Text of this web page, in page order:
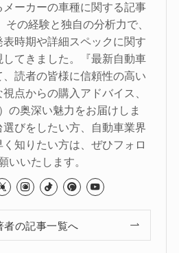
ーカーの車種に関する記事
の経験と独自の分析力で、
時期や詳細スペックに関す
てきました。『最新自動車
読者の皆様に信頼性の高い
点からの購入アドバイス、
の奥深い魅力をお届けしま
びをしたい方、自動車業界
知りたい方は、ぜひフォロ
いいたします。
者の記事一覧へ